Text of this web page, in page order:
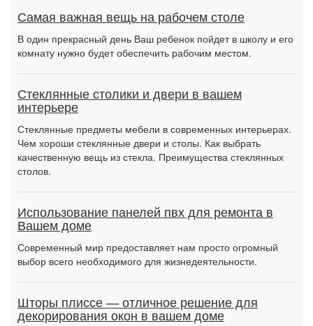
Самая важная вещь на рабочем столе
В один прекрасный день Ваш ребенок пойдет в школу и его
комнату нужно будет обеспечить рабочим местом.
Стеклянные столики и двери в вашем
интерьере
Стеклянные предметы мебели в современных интерьерах.
Чем хороши стеклянные двери и столы. Как выбрать
качественную вещь из стекла. Преимущества стеклянных
столов.
Использование панелей пвх для ремонта в
Вашем доме
Современный мир предоставляет нам просто огромный
выбор всего необходимого для жизнедеятельности.
Шторы плиссе — отличное решение для
декорирования окон в вашем доме